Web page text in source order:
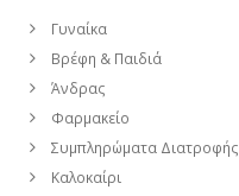
Γυναίκα
Βρέφη & Παιδιά
Άνδρας
Φαρμακείο
Συμπληρώματα Διατροφής
Καλοκαίρι